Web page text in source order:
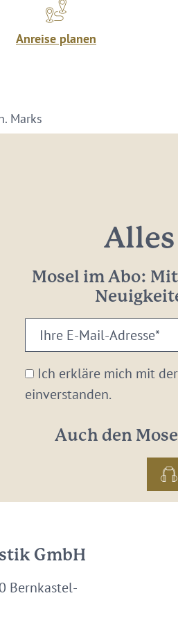
Anreise planen
Marks
Alles
Mosel im Abo:
Ihre
E-
Mail-
Adresse:
Ich erkläre mich mit der
einverstanden.
Auch den
GmbH
Bernkastel-